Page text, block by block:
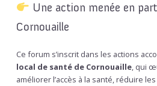
Une action menée en
Cornouaille
Ce forum s’inscrit dans les actions
local de santé de Cornouaille, qui
améliorer l’accès à la santé, réduire